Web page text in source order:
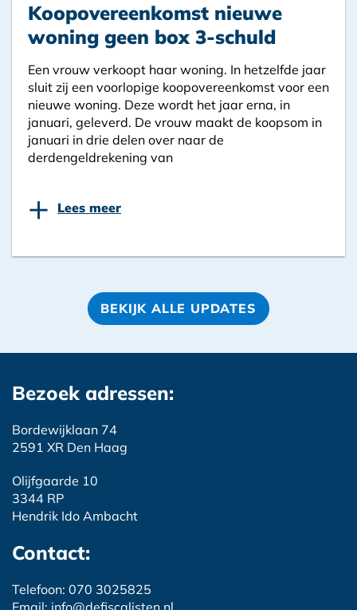
Koopovereenkomst nieuwe
woning geen box 3-schuld
Een vrouw verkoopt haar woning. In hetzelfde jaar
sluit zij een voorlopige koopovereenkomst voor een
nieuwe woning. Deze wordt het jaar erna, in
januari, geleverd. De vrouw maakt de koopsom in
januari in drie delen over naar de
derdengeldrekening van
+ Lees meer
BEKIJK ALLE UPDATES
Bezoek adressen:
Bordewijklaan 74
2591 XR Den Haag
Olijfgaarde 10
3344 RP
Hendrik Ido Ambacht
Contact:
Telefoon: 070 3025825
Email: info@defiscalisten.nl